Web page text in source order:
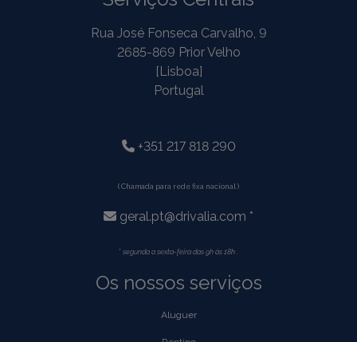
Rua José Fonseca Carvalho, 9
2685-869 Prior Velho
[Lisboa]
Portugal
+351 217 818 290
( Chamada para rede fixa nacional )
geral.pt@drivalia.com *
* segunda a sexta-feira das 9h às 18h .
Os nossos serviços
Aluguer